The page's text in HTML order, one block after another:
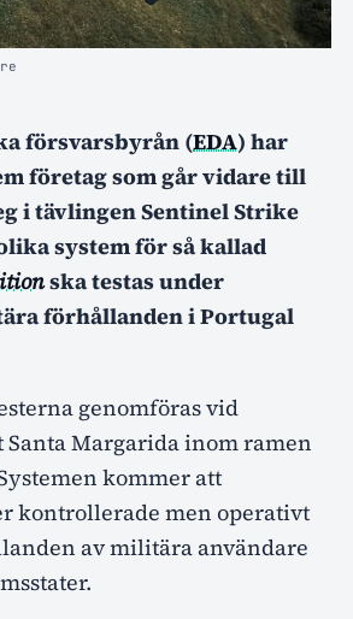
försvarsbyrån (EDA) har
företag som går vidare till
i tävlingen Sentinel Strike
system för så kallad
ska testas under
förhållanden i Portugal
genomföras vid
Margarida inom ramen
kommer att
kontrollerade men operativt
av militära användare